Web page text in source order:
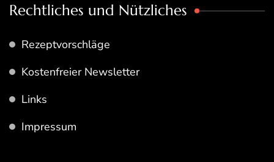
Rechtliches und Nützliches
Rezeptvorschläge
Kostenfreier Newsletter
Links
Impressum